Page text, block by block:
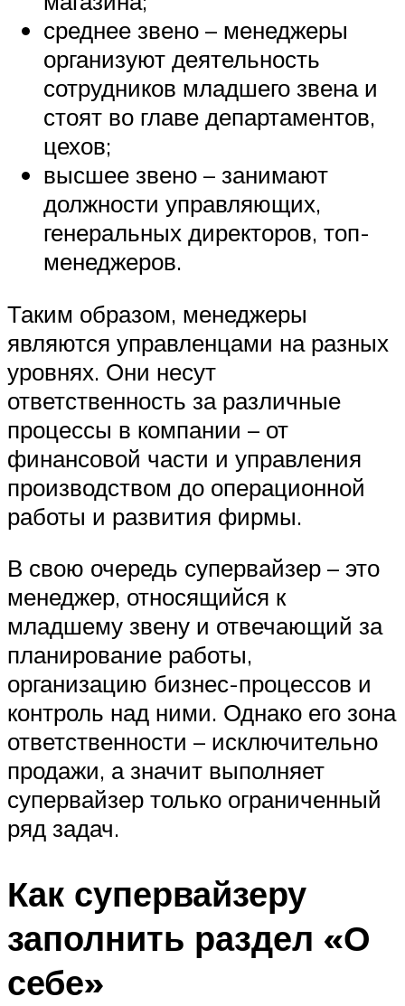
среднее звено – менеджеры
организуют деятельность
сотрудников младшего звена и
стоят во главе департаментов,
цехов;
высшее звено – занимают
должности управляющих,
генеральных директоров, топ-
менеджеров.
Таким образом, менеджеры
являются управленцами на разных
уровнях. Они несут
ответственность за различные
процессы в компании – от
финансовой части и управления
производством до операционной
работы и развития фирмы.
В свою очередь супервайзер – это
менеджер, относящийся к
младшему звену и отвечающий за
планирование работы,
организацию бизнес-процессов и
контроль над ними. Однако его зона
ответственности – исключительно
продажи, а значит выполняет
супервайзер только ограниченный
ряд задач.
Как супервайзеру
заполнить раздел «О
себе»